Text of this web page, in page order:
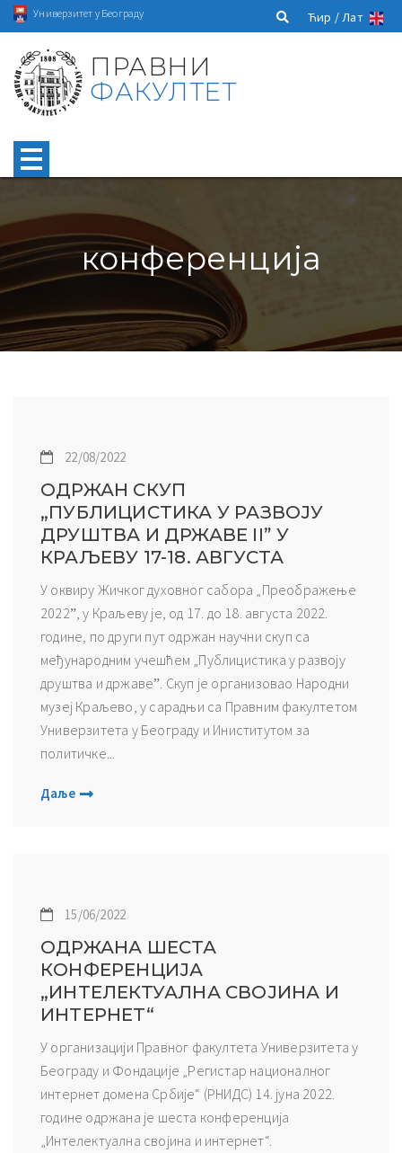
Универзитет у Београду Ћир /Лат
ПРАВНИ
ФАКУЛТЕТ
конференција
22/08/2022
ОДРЖАН СКУП
„ПУБЛИЦИСТИКА У РАЗВОЈУ
ДРУШТВА И ДРЖАВЕ IIˮ У
КРАЉЕВУ 17-18. АВГУСТА
У оквиру Жичког духовног сабора „Преображење
2022ˮ, у Краљеву је, од 17. до 18. августа 2022.
године, по други пут одржан научни скуп са
међународним учешћем „Публицистика у развоју
друштва и државеˮ. Скуп је организовао Народни
музеј Краљево, у сарадњи са Правним факултетом
Универзитета у Београду и Иниститутом за
политичке...
Даље
15/06/2022
ОДРЖАНА ШЕСТА
КОНФЕРЕНЦИЈА
„ИНТЕЛЕКТУАЛНА СВОЈИНА И
ИНТЕРНЕТ“
У организацији Правног факултета Универзитета у
Београду и Фондације „Регистар националног
интернет домена Србије“ (РНИДС) 14. јуна 2022.
године одржана је шеста конференција
„Интелектуална својина и интернет“.